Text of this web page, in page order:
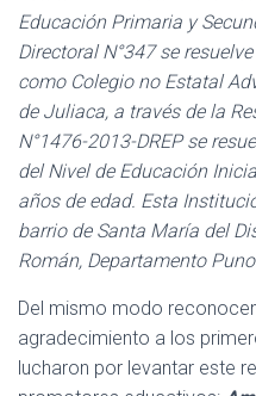
Educación Primaria y
Directoral N°347 se
como Colegio no Estatal
de Juliaca, a través de la
N°1476-2013-DREP se
del Nivel de Educación
años de edad. Esta
barrio de Santa María del
Román, Departamento Puno
Del mismo modo
agradecimiento a los
lucharon por levantar este